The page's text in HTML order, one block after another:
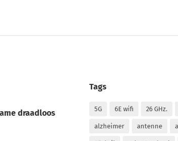
draadloos
Tags
5G 6E wifi 26 GHz.
alzheimer antenne